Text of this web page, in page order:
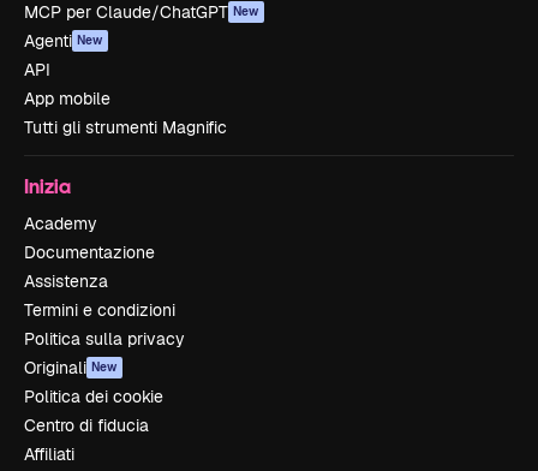
MCP per Claude/ChatGPT New
Agenti New
API
App mobile
Tutti gli strumenti Magnific
Inizia
Academy
Documentazione
Assistenza
Termini e condizioni
Politica sulla privacy
Originali New
Politica dei cookie
Centro di fiducia
Affiliati